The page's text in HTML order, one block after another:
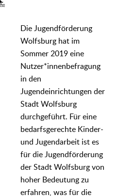
Die Jugendförderung
Wolfsburg hat im
Sommer 2019 eine
Nutzer*innenbefragung
in den
Jugendeinrichtungen der
Stadt Wolfsburg
durchgeführt. Für eine
bedarfsgerechte Kinder-
und Jugendarbeit ist es
für die Jugendförderung
der Stadt Wolfsburg von
hoher Bedeutung zu
erfahren, was für die